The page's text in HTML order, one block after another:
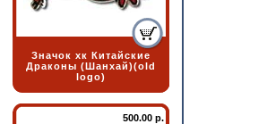
Значок хк Китайские
Драконы (Шанхай)(old
logo)
500.00 р.